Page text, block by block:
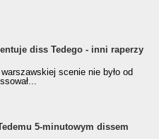
diss Tedego - inni raperzy
scenie nie było od
5-minutowym dissem